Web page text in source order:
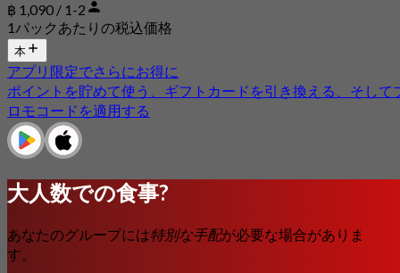
฿ 1,090 / 1-2
1パックあたりの税込価格
本
アプリ限定でさらにお得に
ポイントを貯めて使う、ギフトカードを引き換える、そして
ロモコードを適用する
大人数での食事?
あなたのグループには特別な手配が必要な場合がありま
す。